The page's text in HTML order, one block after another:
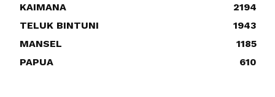
KAIMANA
2194
TELUK BINTUNI
1943
MANSEL
1185
PAPUA
610